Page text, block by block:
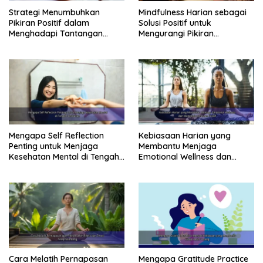
diri yang efektif:
Jurnal Menulis
Menulis jurnal merupakan cara yang efektif untuk
pengalaman, tantangan, dan pelajaran hidup yang
Anda alami. Jurnal membantu memproses emosi,
mengidentifikasi pola, dan memahami diri sendiri lebih
dalam, sehingga dapat meningkatkan kesehatan
rohani secara signifikan.
Read Also:
“Rahasia Kesehatan Rohani: 7 Langkah
Pengembangan Diri yang Akan Mengubah
Hidupmu dari Dalam”
“Ketika Jiwa Lelah, Inilah Cara Menemukan
Motivasi dan Mengembangkan Diri untuk
Kesehatan Rohani yang Lebih Damai”
Strategi Menumbuhkan
Pikiran Positif dalam
Menghadapi Tantangan
Mindfulness Harian sebagai
Solusi Positif untuk
Mengurangi Pikiran
Mengapa Self Reflection
Penting untuk Menjaga
Kesehatan Mental di Tengah
Kebiasaan Harian yang
Membantu Menjaga
Emotional Wellness dan
Cara Melatih Pernapasan Mengapa Gratitude Practice